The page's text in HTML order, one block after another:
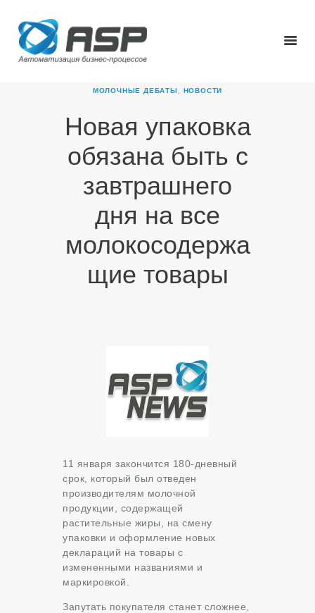
МОЛОЧНЫЕ ДЕБАТЫ НОВОСТИ
Новая упаковка
обязана быть с
завтрашнего
дня на все
молокосодержа
щие товары
ГЛАВНАЯ
О КОМПАНИИ
НОВОСТИ
КАРЬЕРА
ПАРТНЕРЫ
КОНТАКТЫ
11 января закончится 180-дневный
срок, который был отведен
производителям молочной
продукции, содержащей
растительные жиры, на смену
упаковки и оформление новых
деклараций на товары с
измененными названиями и
маркировкой.
Запутать покупателя станет сложнее,